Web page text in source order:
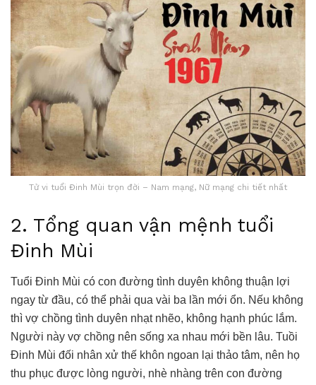
Tử vi tuổi Đinh Mùi trọn đời – Nam mạng, Nữ mạng chi tiết nhất
2. Tổng quan vận mệnh tuổi
Đinh Mùi
Tuổi Đinh Mùi có con đường tình duyên không thuận lợi
ngay từ đầu, có thể phải qua vài ba lần mới ổn. Nếu không
thì vợ chồng tình duyên nhạt nhẽo, không hạnh phúc lắm.
Người này vợ chồng nên sống xa nhau mới bền lâu. Tuồi
Đinh Mùi đối nhân xử thế khôn ngoan lại thảo tâm, nên họ
thu phục được lòng người, nhè nhàng trên con đường